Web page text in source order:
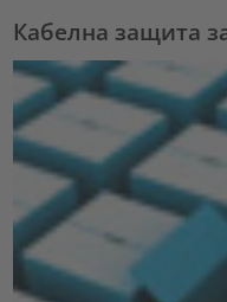
Кабелна защита